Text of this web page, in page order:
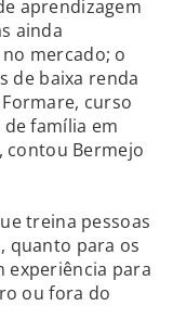
aprendizagem
ainda
mercado; o
de baixa renda
curso
família em
contou Bermejo
treina pessoas
quanto para os
experiência para
ou fora do